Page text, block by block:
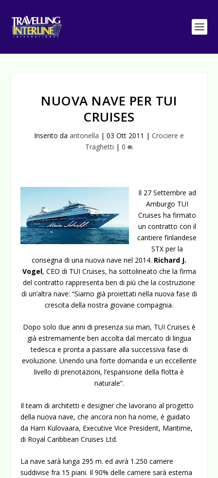
NUOVA NAVE PER TUI
CRUISES
Inserito da antonella | 03 Ott 2011 | Crociere e
Traghetti | 0
Il 27 Settembre ad
Amburgo TUI
Cruises ha firmato
un contratto con il
cantiere finlandese
STX per la
consegna di una nuova nave nel 2014. Richard J.
Vogel, CEO di TUI Cruises, ha sottolineato che la firma
del contratto rappresenta ben di più che la costruzione
di un’altra nave: “Siamo già proiettati nella nuova fase di
crescita della nostra giovane compagnia.
Dopo solo due anni di presenza sui mari, TUI Cruises è
già estremamente ben accolta dal mercato di lingua
tedesca e pronta a passare alla successiva fase di
evoluzione. Unendo una forte domanda e un eccellente
livello di prenotazioni, l’espansione della flotta è
naturale”.
Il team di architetti e designer che lavorano al progetto
della nuova nave, che ancora non ha nome, è guidato
da Harri Kulovaara, Executive Vice President, Maritime,
di Royal Caribbean Cruises Ltd.
La nave sarà lunga 295 m. ed avrà 1.250 camere
suddivise fra 15 piani. Il 90% delle camere sarà esterna